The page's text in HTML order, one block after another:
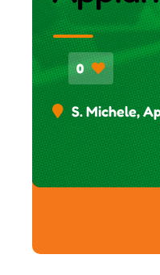
0
S. Michele,